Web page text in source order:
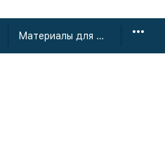
Материалы для монтажа